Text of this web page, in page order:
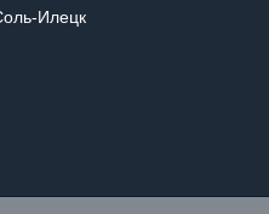
Илецк